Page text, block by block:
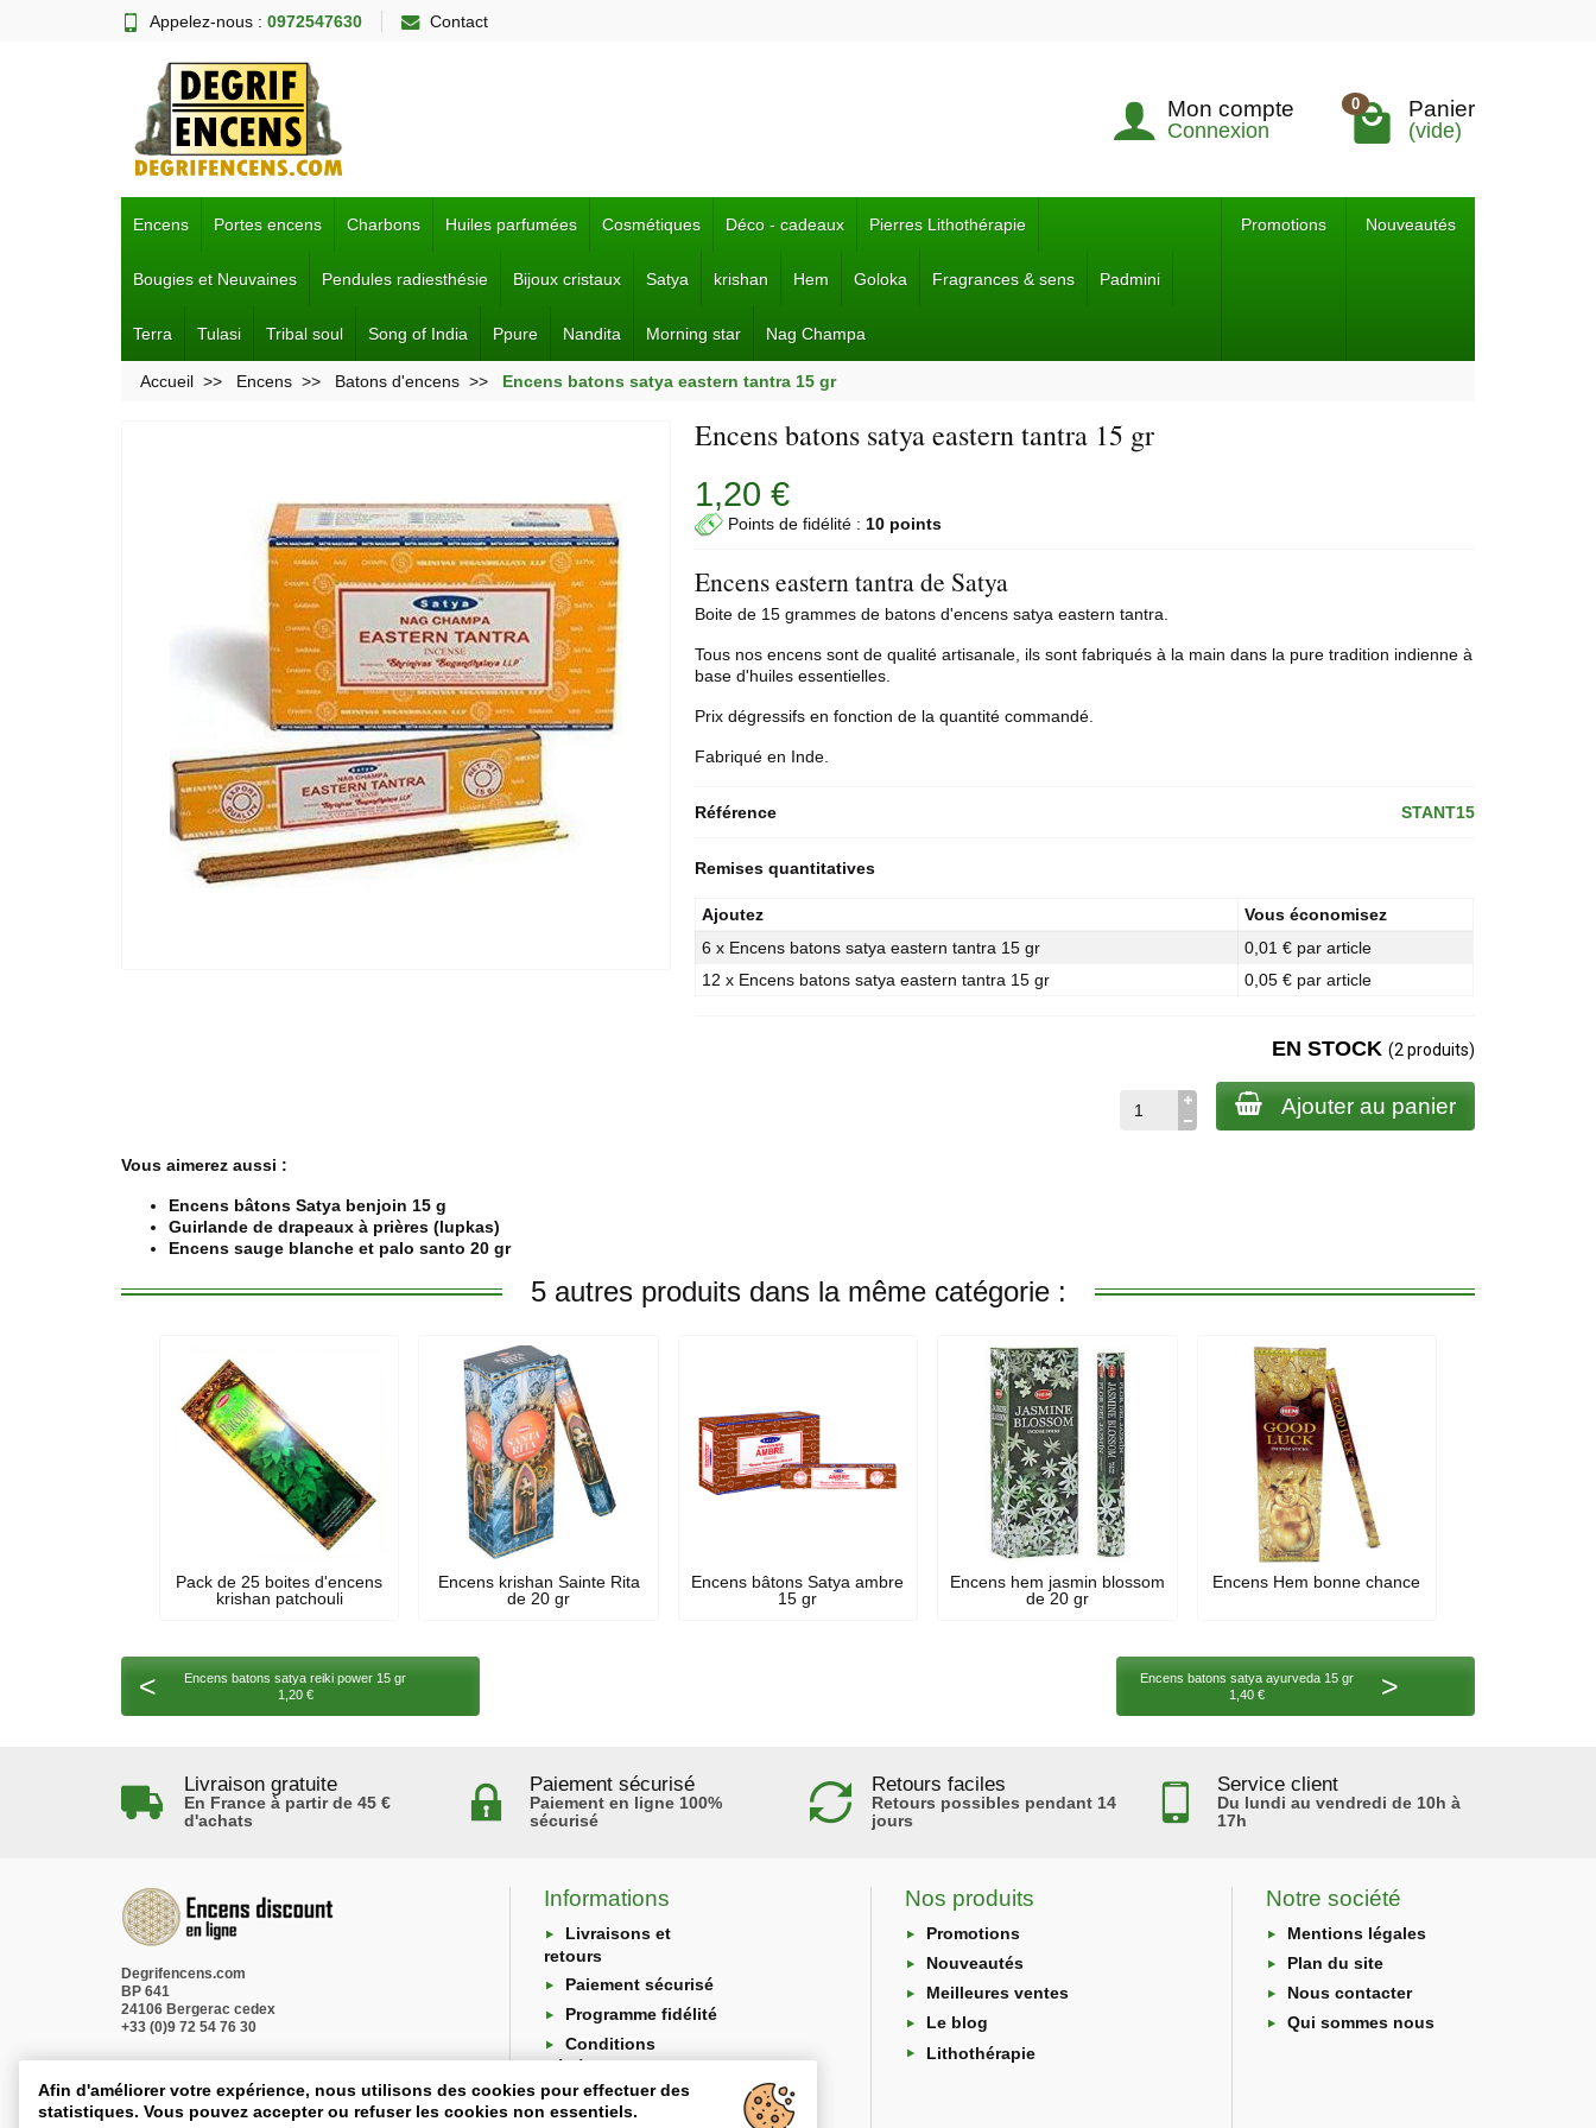
Appelez-nous : 0972547630 Contact
Mon compte
Connexion
0 Panier
(vide)
Encens Portes encens Charbons Huiles parfumées Cosmétiques Déco - cadeaux Pierres Lithothérapie
Bougies et Neuvaines Pendules radiesthésie Bijoux cristaux Satya krishan Hem Goloka Fragrances & sens Padmini
Terra Tulasi Tribal soul Song of India Ppure Nandita Morning star Nag Champa
Promotions Nouveautés
Accueil Encens Batons d'encens Encens batons satya eastern tantra 15 gr
Encens batons satya eastern tantra 15 gr
1,20 €
Points de fidélité : 10 points
Encens eastern tantra de Satya
Boite de 15 grammes de batons d'encens satya eastern tantra.
Tous nos encens sont de qualité artisanale, ils sont fabriqués à la main dans la pure tradition indienne à
base d'huiles essentielles.
Prix dégressifs en fonction de la quantité commandé.
Fabriqué en Inde.
Référence STANT15
Remises quantitatives
Ajoutez
Vous économisez
6 x Encens batons satya eastern tantra 15 gr
0,01 € par article
12 x Encens batons satya eastern tantra 15 gr
0,05 € par article
EN STOCK (2 produits)
Ajouter au panier
Vous aimerez aussi :
Encens bâtons Satya benjoin 15 g
Guirlande de drapeaux à prières (lupkas)
Encens sauge blanche et palo santo 20 gr
5 autres produits dans la même catégorie :
Pack de 25 boites d'encens
krishan patchouli
Encens krishan Sainte Rita
de 20 gr
Encens bâtons Satya ambre
15 gr
Encens hem jasmin blossom
de 20 gr
Encens Hem bonne chance
<
Encens batons satya reiki power 15 gr
1,20 €
Encens batons satya ayurveda 15 gr
1,40 €
>
Livraison gratuite
En France à partir de 45 €
d'achats
Paiement sécurisé
Paiement en ligne 100%
sécurisé
Retours faciles
Retours possibles pendant 14
jours
Service client
Du lundi au vendredi de 10h à
17h
Degrifencens.com
BP 641
24106 Bergerac cedex
+33 (0)9 72 54 76 30
Informations
Livraisons et
retours
Paiement sécurisé
Programme fidélité
Conditions
générales
Protection des
données
Nos produits
Promotions
Nouveautés
Meilleures ventes
Le blog
Lithothérapie
Notre société
Mentions légales
Plan du site
Nous contacter
Qui sommes nous
Afin d'améliorer votre expérience, nous utilisons des cookies pour effectuer des
statistiques. Vous pouvez accepter ou refuser les cookies non essentiels.